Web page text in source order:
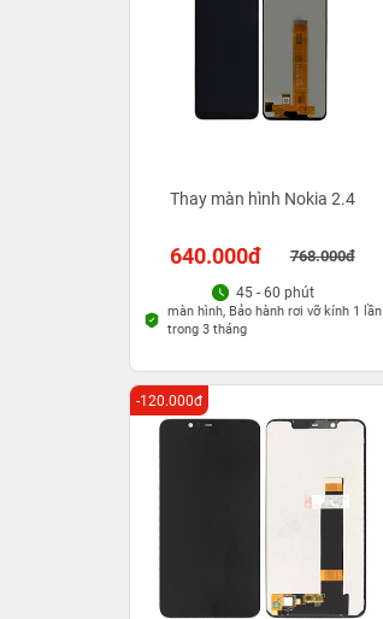
Thay màn hình Nokia 2.4
640.000đ 768.000đ
45 - 60 phút
màn hình, Bảo hành rơi vỡ kính 1 lần
trong 3 tháng
-120.000đ